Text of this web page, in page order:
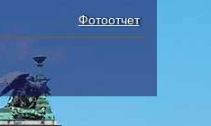
Фотоотчет